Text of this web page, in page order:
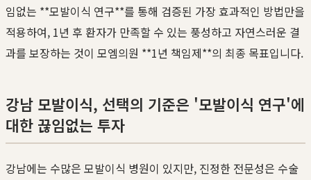
임없는 **모발이식 연구**를 통해 검증된 가장 효과적인 방법만을
적용하여, 1년 후 환자가 만족할 수 있는 풍성하고 자연스러운 결
과를 보장하는 것이 모엠의원 **1년 책임제**의 최종 목표입니다.
강남 모발이식, 선택의 기준은 '모발이식 연구'에
대한 끊임없는 투자
강남에는 수많은 모발이식 병원이 있지만, 진정한 전문성은 수술